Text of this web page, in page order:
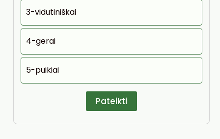
3-vidutiniškai
4-gerai
5-puikiai